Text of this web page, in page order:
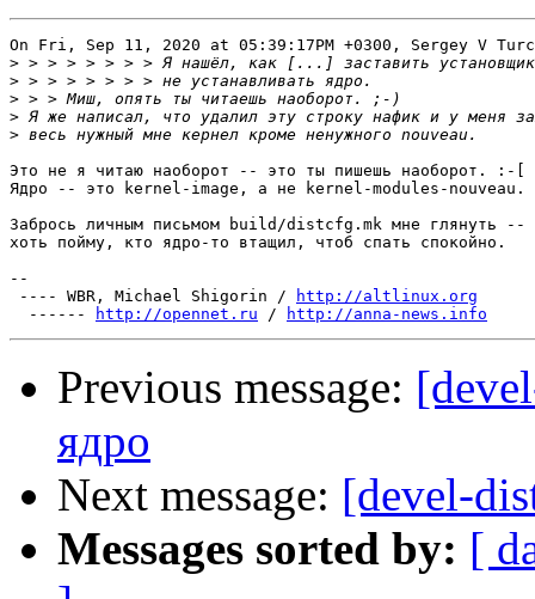
On Fri, Sep 11, 2020 at 05:39:17PM +0300, Sergey V
>
>
>
>
>
Это не я читаю наоборот -- это ты пишешь наоборот. :-[
Ядро -- это kernel-image, а не kernel-modules-nouveau.
Забрось личным письмом build/distcfg.mk мне глянуть --
хоть пойму, кто ядро-то втащил, чтоб спать спокойно.
--
---- WBR, Michael Shigorin /
http://altlinux.org
------
http://opennet.ru / http://anna-news.info
Previous message:
ядро
Next message: [devel-
Messages sorted by: [